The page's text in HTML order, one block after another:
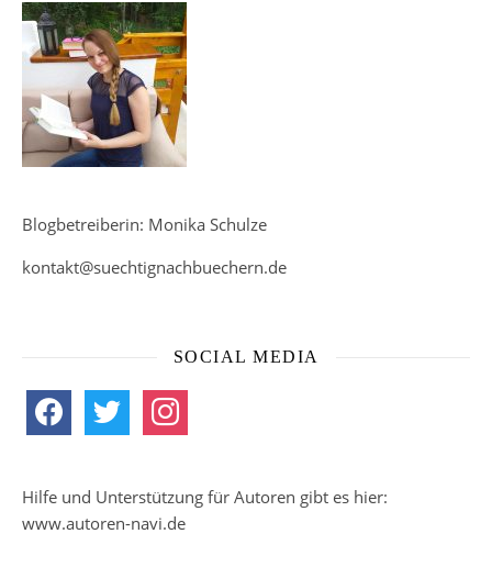
Blogbetreiberin: Monika Schulze
kontakt@suechtignachbuechern.de
SOCIAL MEDIA
facebook twitter instagram
Hilfe und Unterstützung für Autoren gibt es hier:
www.autoren-navi.de